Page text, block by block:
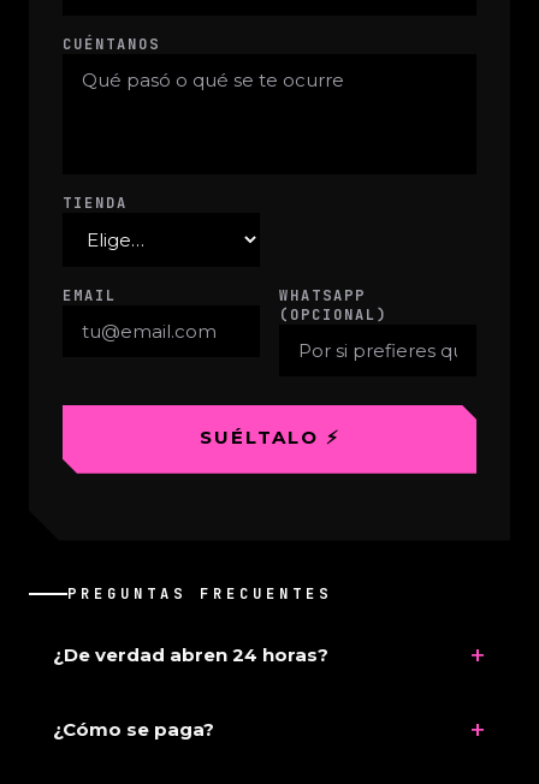
CUÉNTANOS
TIENDA
EMAIL
WHATSAPP
(OPCIONAL)
SUÉLTALO ⚡
PREGUNTAS FRECUENTES
¿De verdad abren 24 horas? +
¿Cómo se paga? +